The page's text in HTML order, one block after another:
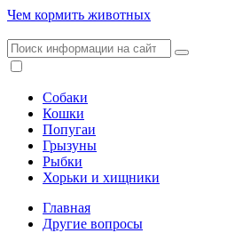
Чем кормить животных
Собаки
Кошки
Попугаи
Грызуны
Рыбки
Хорьки и хищники
Главная
Другие вопросы